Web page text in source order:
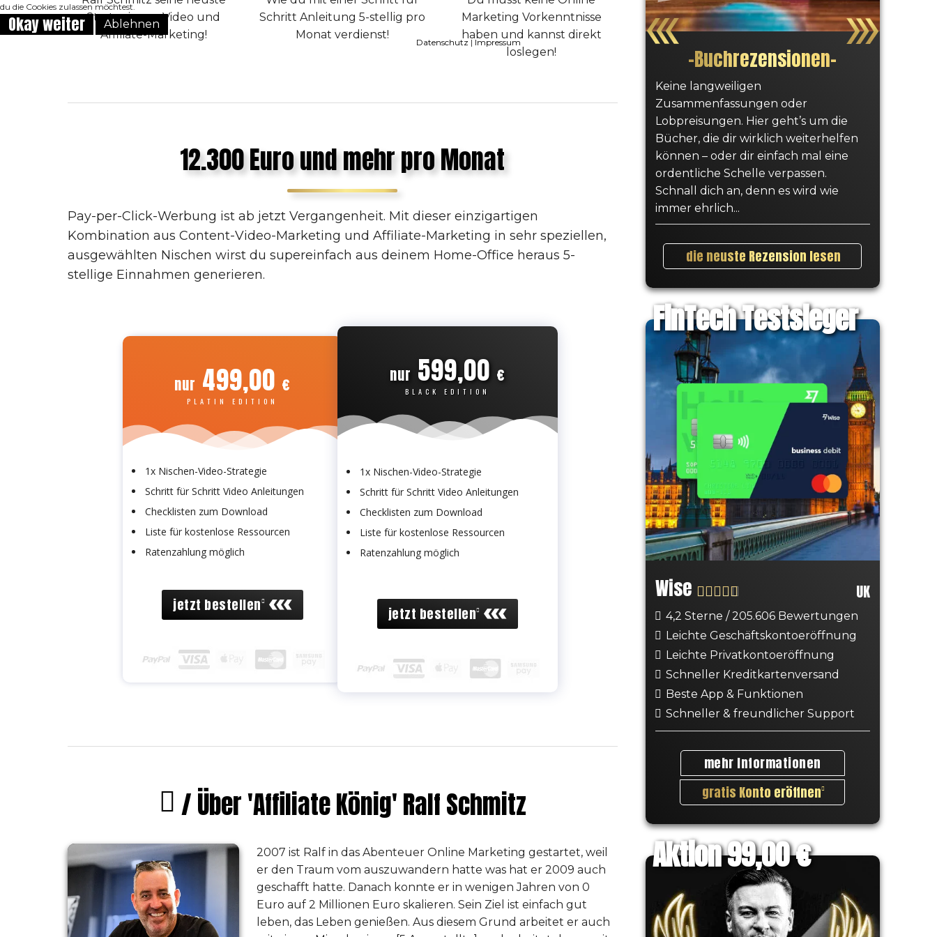
Strategie aus Video und
Affiliate-Marketing!
Schritt Anleitung 5-stellig pro
Monat verdienst!
Marketing Vorkenntnisse
haben und kannst direkt
loslegen!
12.300 Euro und mehr pro Monat
Pay-per-Click-Werbung ist ab jetzt Vergangenheit. Mit dieser einzigartigen
Kombination aus Content-Video-Marketing und Affiliate-Marketing in sehr speziellen,
ausgewählten Nischen wirst du supereinfach aus deinem Home-Office heraus 5-
stellige Einnahmen generieren.
nur 499,00 €
PLATIN EDITION
1x Nischen-Video-Strategie
Schritt für Schritt Video Anleitungen
Checklisten zum Download
Liste für kostenlose Ressourcen
Ratenzahlung möglich
jetzt bestellen
nur 599,00 €
BLACK EDITION
1x Nischen-Video-Strategie
Schritt für Schritt Video Anleitungen
Checklisten zum Download
Liste für kostenlose Ressourcen
Ratenzahlung möglich
jetzt bestellen
/ Über 'Affiliate König' Ralf Schmitz
2007 ist Ralf in das Abenteuer Online Marketing gestartet, weil
er den Traum vom auszuwandern hatte was hat er 2009 auch
geschafft hatte. Danach konnte er in wenigen Jahren von 0
Euro auf 2 Millionen Euro skalieren. Sein Ziel ist einfach gut
leben, das Leben genießen. Aus diesem Grund arbeitet er auch
–Buchrezensionen–
Keine langweiligen
Zusammenfassungen oder
Lobpreisungen. Hier geht’s um die
Bücher, die dir wirklich weiterhelfen
können – oder dir einfach mal eine
ordentliche Schelle verpassen.
Schnall dich an, denn es wird wie
immer ehrlich...
die neuste Rezension lesen
FinTech Testsieger
Wise UK
4,2 Sterne / 205.606 Bewertungen
Leichte Geschäftskontoeröffnung
Leichte Privatkontoeröffnung
Schneller Kreditkartenversand
Beste App & Funktionen
Schneller & freundlicher Support
mehr Informationen
gratis Konto eröffnen
Aktion 99,00 €
du die Cookies zulassen möchtest.
Okay weiter Ablehnen
Datenschutz | Impressum